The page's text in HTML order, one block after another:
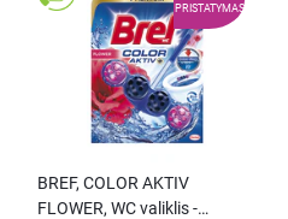
PRISTATYMAS
BREF, COLOR AKTIV
FLOWER, WC valiklis -